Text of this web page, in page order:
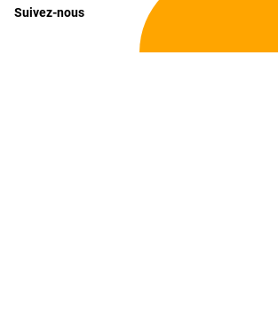
Suivez-nous